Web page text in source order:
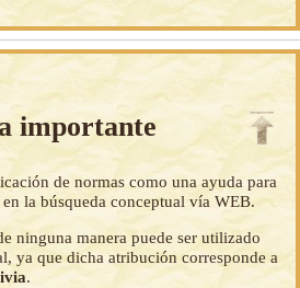
importante
de normas como una ayuda para
la búsqueda conceptual vía WEB.
ninguna manera puede ser utilizado
ya que dicha atribución corresponde a
.